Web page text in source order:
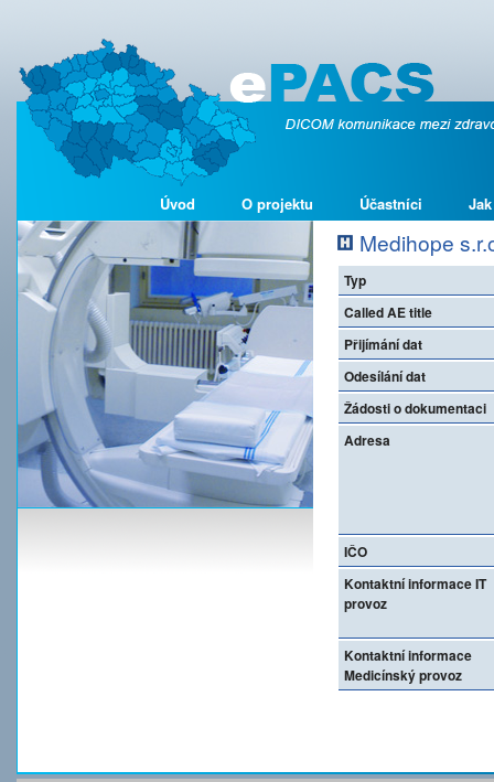
Úvod O projektu Účastníci
Medihope
Typ
Called AE title
Přijímání dat
Odesílání dat
Žádosti o dokumentaci
Adresa
IČO
Kontaktní informace IT
provoz
Kontaktní informace
Medicínský provoz